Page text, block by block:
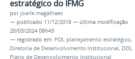
estratégico do IFMG
por joarle.magalhaes
— publicado 11/12/2018 — última modificação
20/03/2024 08h43
— registrado em: PDI, planejamento estratégico,
Diretoria de Desenvolvimento Institucional, DDI,
Plano de Desenvolvimento Institucional